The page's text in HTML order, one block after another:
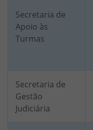
Secretaria de
Apoio às
Turmas
Secretaria de
Gestão
Judiciária